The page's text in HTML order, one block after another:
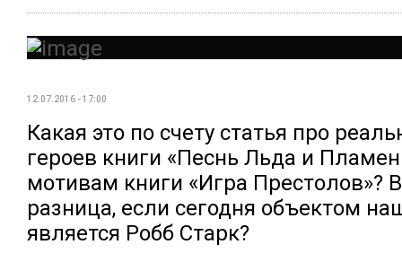
12.07.2016 - 17:00
Какая это по счету статья про
героев книги «Песнь Льда и
мотивам книги «Игра Престолов»?
разница, если сегодня объектом
является Робб Старк?